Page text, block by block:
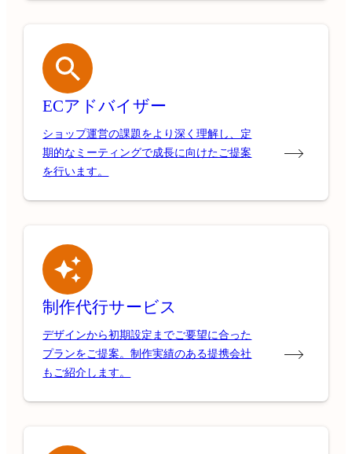
ECアドバイザー
ショップ運営の課題をより深く理解し、定
期的なミーティングで成長に向けたご提案
を行います。
制作代行サービス
デザインから初期設定までご要望に合った
プランをご提案。制作実績のある提携会社
もご紹介します。